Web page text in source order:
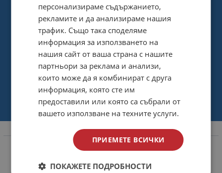
Информация
За нас
Магазини
персонализираме съдържанието,
рекламите и да анализираме нашия
трафик. Също така споделяме
информация за използването на
нашия сайт от ваша страна с нашите
партньори за реклама и анализи,
които може да я комбинират с друга
информация, която сте им
предоставили или която са събрали от
вашето използване на техните услуги.
ПРИЕМЕТЕ ВСИЧКИ
ПОКАЖЕТЕ ПОДРОБНОСТИ